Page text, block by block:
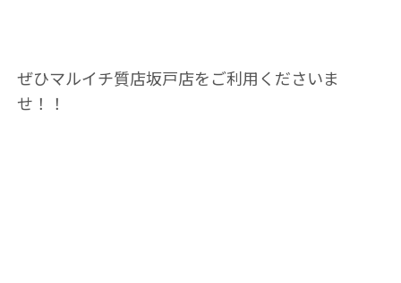
ぜひマルイチ質店坂戸店をご利用くださいま
せ！！